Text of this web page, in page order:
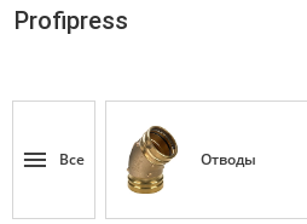
Profipress
Все Oтводы